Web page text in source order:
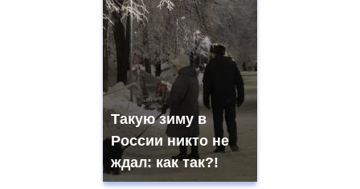
Такую зиму в
России никто не
ждал: как так?!